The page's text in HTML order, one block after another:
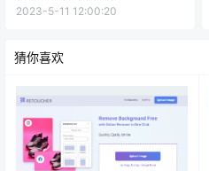
2023-5-11 12:00:20
猜你喜欢